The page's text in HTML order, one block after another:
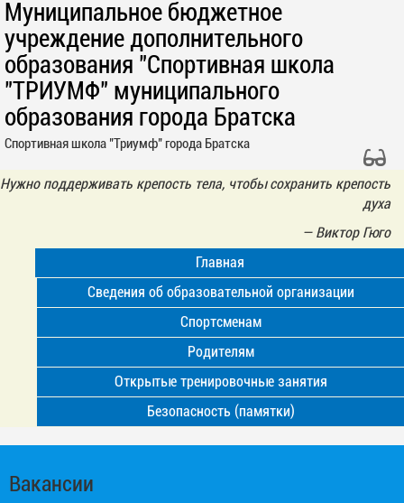
Муниципальное бюджетное
учреждение дополнительного
образования "Спортивная школа
"ТРИУМФ" муниципального
образования города Братска
Спортивная школа "Триумф" города Братска
Нужно поддерживать крепость тела, чтобы сохранить крепость
духа
— Виктор Гюго
Главная
Сведения об образовательной организации
Спортсменам
Родителям
Открытые тренировочные занятия
Безопасность (памятки)
Вакансии